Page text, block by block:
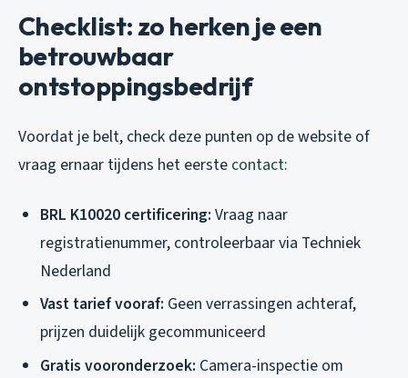
Checklist: zo herken je een
betrouwbaar
ontstoppingsbedrijf
Voordat je belt, check deze punten op de website of
vraag ernaar tijdens het eerste contact:
BRL K10020 certificering: Vraag naar
registratienummer, controleerbaar via Techniek
Nederland
Vast tarief vooraf: Geen verrassingen achteraf,
prijzen duidelijk gecommuniceerd
Gratis vooronderzoek: Camera-inspectie om